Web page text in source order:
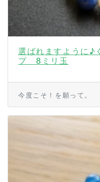
選ばれますように♪
プ 8ミリ玉
今度こそ！を願って。